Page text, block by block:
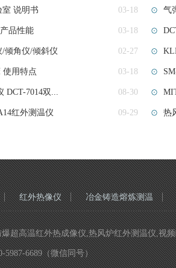
说明书 03-18
品性能 03-18
倾角仪/倾斜仪 02-27
使用特点 03-18
DCT-7014双... 08-30
红外测温仪 09-29
气
热
红外热像仪 冶金铸造熔炼测温
超高温红外热成像仪,热风炉红外测温仪,视
5987-6689（微信同号）